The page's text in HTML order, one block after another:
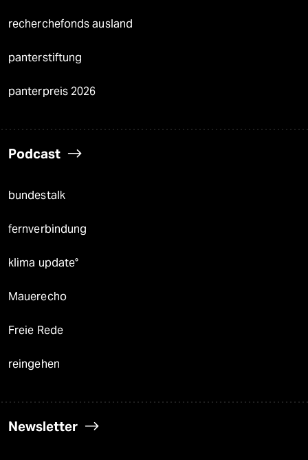
recherchefonds ausland
panterstiftung
panterpreis 2026
Podcast
bundestalk
fernverbindung
klima update°
Mauerecho
Freie Rede
reingehen
Newsletter